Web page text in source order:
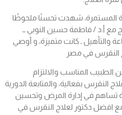
المستمرة، شهدت تحسنًا ملحوظًا
مع أ.د / فاطمة حسين النوبي ــ
والتأهيل ـ كانت متميزة، و أوصي
النقرس في مصر
الطبيب المناسب والالتزام
النقرس بفعالية، والمتابعة الدورية
تساهم في إدارة المرض وتحسين
افضل دكتور لعلاج النقرس في